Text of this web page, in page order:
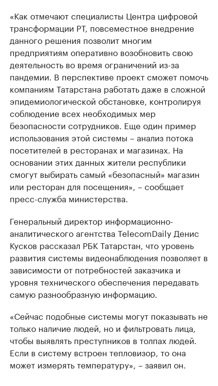
«Как отмечают специалисты Центра цифровой
трансформации РТ, повсеместное внедрение
данного решения позволит многим
предприятиям оперативно возобновить свою
деятельность во время ограничений из-за
пандемии. В перспективе проект сможет помочь
компаниям Татарстана работать даже в сложной
эпидемиологической обстановке, контролируя
соблюдение всех необходимых мер
безопасности сотрудников. Еще один пример
использования этой системы – анализ потока
посетителей в ресторанах и магазинах. На
основании этих данных жители республики
смогут выбирать самый «безопасный» магазин
или ресторан для посещения», – сообщает
пресс-служба министерства.
Генеральный директор информационно-
аналитического агентства TelecomDaily Денис
Кусков рассказал РБК Татарстан, что уровень
развития системы видеонаблюдения позволяет в
зависимости от потребностей заказчика и
уровня технического обеспечения передавать
самую разнообразную информацию.
«Сейчас подобные системы могут показывать не
только наличие людей, но и фильтровать лица,
чтобы выявлять преступников в толпах людей.
Если в систему встроен тепловизор, то она
может измерять температуру», – заявил он.